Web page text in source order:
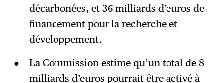
décarbonées, et 36 milliards d’euros de
financement pour la recherche et
développement.
La Commission estime qu’un total de 8
milliards d’euros pourrait être activé à